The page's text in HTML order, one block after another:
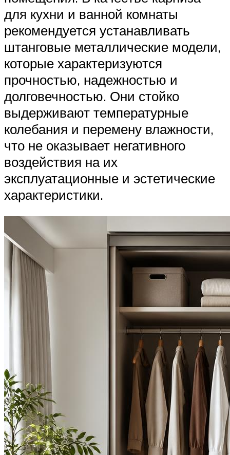
для кухни и ванной комнаты
рекомендуется устанавливать
штанговые металлические модели,
которые характеризуются
прочностью, надежностью и
долговечностью. Они стойко
выдерживают температурные
колебания и перемену влажности,
что не оказывает негативного
воздействия на их
эксплуатационные и эстетические
характеристики.